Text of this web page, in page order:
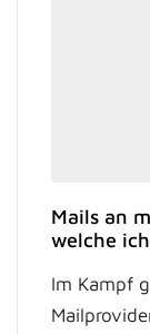
Mails an
welche
Im Kampf